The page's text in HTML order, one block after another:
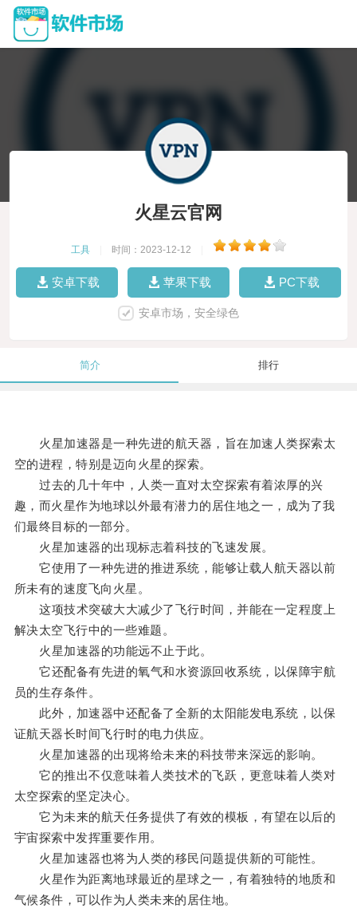
火星云官网
工具 时间：2023-12-12
安卓下载 苹果下载 PC下载
安卓市场，安全绿色
简介 排行
火星加速器是一种先进的航天器，旨在加速人类探索太
空的进程，特别是迈向火星的探索。
过去的几十年中，人类一直对太空探索有着浓厚的兴
趣，而火星作为地球以外最有潜力的居住地之一，成为了我
们最终目标的一部分。
火星加速器的出现标志着科技的飞速发展。
它使用了一种先进的推进系统，能够让载人航天器以前
所未有的速度飞向火星。
这项技术突破大大减少了飞行时间，并能在一定程度上
解决太空飞行中的一些难题。
火星加速器的功能远不止于此。
它还配备有先进的氧气和水资源回收系统，以保障宇航
员的生存条件。
此外，加速器中还配备了全新的太阳能发电系统，以保
证航天器长时间飞行时的电力供应。
火星加速器的出现将给未来的科技带来深远的影响。
它的推出不仅意味着人类技术的飞跃，更意味着人类对
太空探索的坚定决心。
它为未来的航天任务提供了有效的模板，有望在以后的
宇宙探索中发挥重要作用。
火星加速器也将为人类的移民问题提供新的可能性。
火星作为距离地球最近的星球之一，有着独特的地质和
气候条件，可以作为人类未来的居住地。